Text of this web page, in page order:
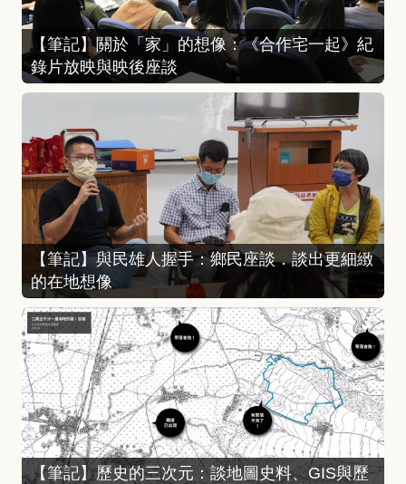
【筆記】關於「家」的想像：《合作宅一起》紀
錄片放映與映後座談
【筆記】與民雄人握手：鄉民座談．談出更細緻
的在地想像
【筆記】歷史的三次元：談地圖史料、GIS與歷